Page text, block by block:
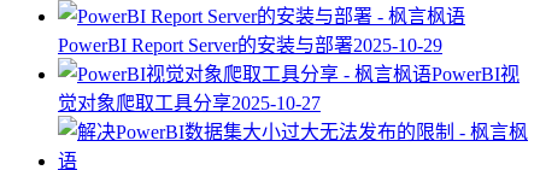
PowerBI Report Server的安装与部署2025-10-29
PowerBI视
觉对象爬取工具分享2025-10-27